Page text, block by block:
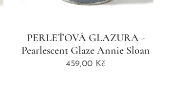
PERLEŤOVÁ GLAZURA -
Pearlescent Glaze Annie Sloan
459,00 Kč